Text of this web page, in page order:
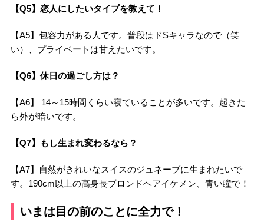
【Q5】恋人にしたいタイプを教えて！
【A5】包容力がある人です。普段はドSキャラなので（笑
い）、プライベートは甘えたいです。
【Q6】休日の過ごし方は？
【A6】 14～15時間くらい寝ていることが多いです。起きた
ら外が暗いです。
【Q7】もし生まれ変わるなら？
【A7】自然がきれいなスイスのジュネーブに生まれたいで
す。190cm以上の高身長ブロンドヘアイケメン、青い瞳で！
いまは目の前のことに全力で！